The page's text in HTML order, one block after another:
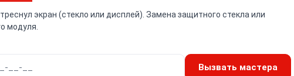
экран (стекло или дисплей). Замена защитного стекла или
модуля.
Вызвать мастера